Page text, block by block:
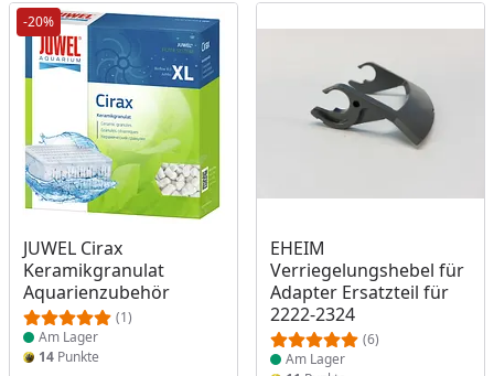
-20%
JUWEL Cirax
Keramikgranulat
Aquarienzubehör
(1)
Produkt am Lager
Am Lager
14 Punkte
EHEIM
Verriegelungshebel für
Adapter Ersatzteil für
2222-2324
(6)
Produkt am Lager
Am Lager